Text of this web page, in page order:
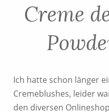
Creme
Ich hatte schon länger
Cremeblushes, leider
den diversen